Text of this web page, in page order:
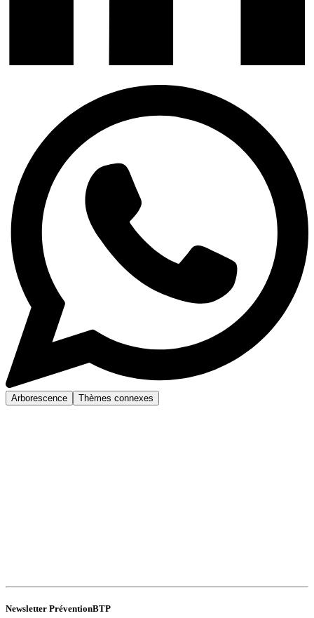
Arborescence Thèmes connexes
Newsletter PréventionBTP